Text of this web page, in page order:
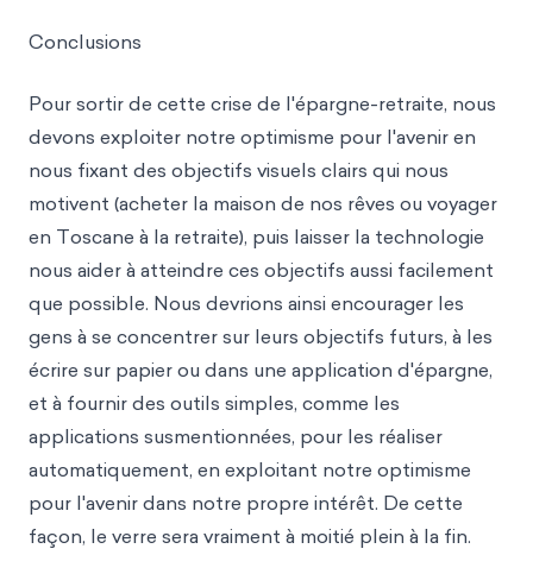
Conclusions
Pour sortir de cette crise de l'épargne-retraite, nous
devons exploiter notre optimisme pour l'avenir en
nous fixant des objectifs visuels clairs qui nous
motivent (acheter la maison de nos rêves ou voyager
en Toscane à la retraite), puis laisser la technologie
nous aider à atteindre ces objectifs aussi facilement
que possible. Nous devrions ainsi encourager les
gens à se concentrer sur leurs objectifs futurs, à les
écrire sur papier ou dans une application d'épargne,
et à fournir des outils simples, comme les
applications susmentionnées, pour les réaliser
automatiquement, en exploitant notre optimisme
pour l'avenir dans notre propre intérêt. De cette
façon, le verre sera vraiment à moitié plein à la fin.